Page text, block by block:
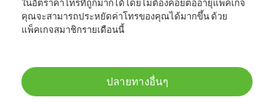
ในอัตราค่าโทรที่ถูกมากได้โดยไม่ต้องคอยต่ออายุแพ็คเกจ
คุณจะสามารถประหยัดค่าโทรของคุณได้มากขึ้น ด้วย
แพ็คเกจสมาชิกรายเดือนนี้
ปลายทางอื่นๆ